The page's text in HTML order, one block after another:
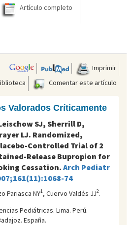
Artículo completo
Imprimir
Comentar este artículo
Valorados Críticamente
SJ, Sherrill D,
LJ. Randomized,
Controlled Trial of 2
Release Bupropion for
Cessation. Arch Pediatr
74
Pariasca NY1, Cuervo Valdés JJ2.
Pediátricas. Lima. Perú.
España.